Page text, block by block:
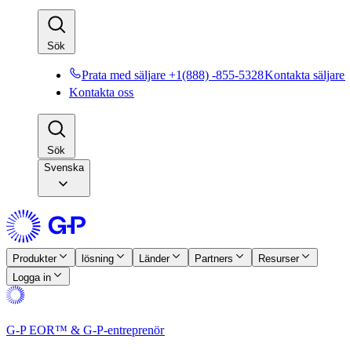
Sök​​
Prata med säljare +1(888) -855-5328​​Kontakta säljare​​
Kontakta oss​​
Sök​​
Svenska
Produkter​​ lösning​​ Länder​​ Partners​​
Resurser​​
Logga in​​
G-P EOR™ & G-P-entreprenör​​